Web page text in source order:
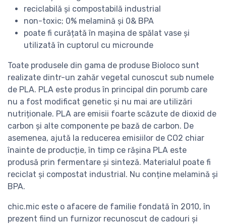
reciclabilă și compostabilă industrial
non-toxic; 0% melamină și 0& BPA
poate fi curățată în mașina de spălat vase și
utilizată în cuptorul cu microunde
Toate produsele din gama de produse Bioloco sunt
realizate dintr-un zahăr vegetal cunoscut sub numele
de PLA. PLA este produs în principal din porumb care
nu a fost modificat genetic și nu mai are utilizări
nutriționale. PLA are emisii foarte scăzute de dioxid de
carbon și alte componente pe bază de carbon. De
asemenea, ajută la reducerea emisiilor de CO2 chiar
înainte de producție, în timp ce rășina PLA este
produsă prin fermentare și sinteză. Materialul poate fi
reciclat și compostat industrial. Nu conține melamină și
BPA.
chic.mic este o afacere de familie fondată în 2010, în
prezent fiind un furnizor recunoscut de cadouri și